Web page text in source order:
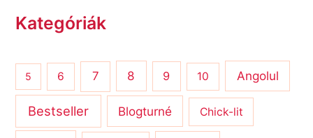
Kategóriák
5 6 7 8 9 10 Angolul
Bestseller Blogturné Chick-lit